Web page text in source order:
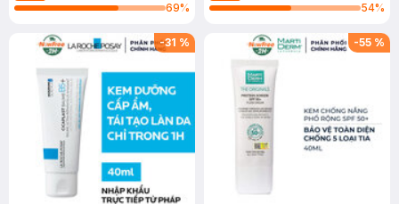
69%
54%
-31 % -55 %